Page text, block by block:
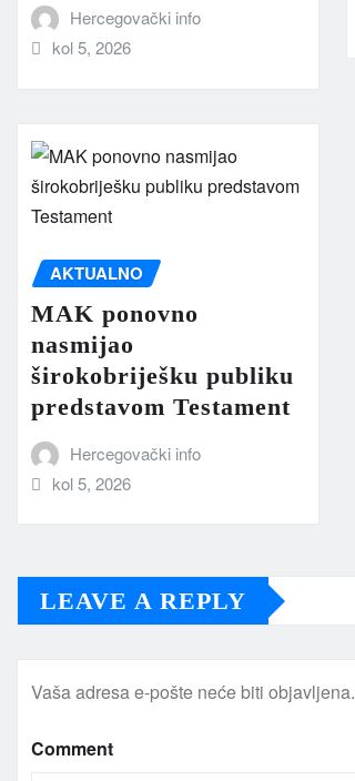
Hercegovački info
kol 5, 2026
AKTUALNO
MAK ponovno
nasmijao
širokobriješku publiku
predstavom Testament
Hercegovački info
kol 5, 2026
LEAVE A REPLY
Vaša adresa e-pošte neće biti objavljena.
Comment